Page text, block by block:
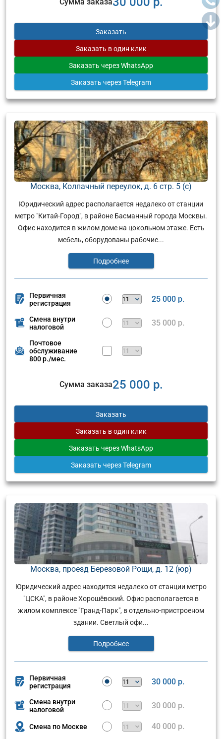
Заказать
Заказать в один клик
Заказать через WhatsApp
Заказать через Telegram
Москва, Колпачный переулок, д. 6 стр. 5 (с)
Юридический адрес располагается недалеко от станции
метро "Китай-Город", в районе Басманный города Москвы.
Офис находится в жилом доме на цокольном этаже. Есть
мебель, оборудованы рабочие...
Подробнее
Первичная
регистрация
25 000 р.
Смена внутри
налоговой
35 000 р.
Почтовое
обслуживание
800 р./мес.
Сумма заказа25 000 р.
Заказать
Заказать в один клик
Заказать через WhatsApp
Заказать через Telegram
Москва, проезд Березовой Рощи, д. 12 (юр)
Юридический адрес находится недалеко от станции метро
"ЦСКА", в районе Хорошёвский. Офис располагается в
жилом комплексе "Гранд-Парк", в отдельно-пристроеном
здании. Светлый офи...
Подробнее
Первичная
регистрация
30 000 р.
Смена внутри
налоговой
30 000 р.
Смена по Москве 40 000 р.